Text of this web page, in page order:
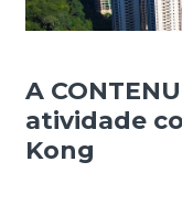
A
atividade
Kong